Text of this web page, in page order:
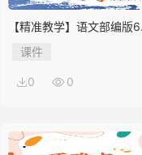
【精准教学】语文部编版
级上册第1单元★★★题库
课件
0 0